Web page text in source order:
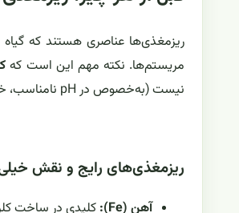
ریز‌مغذی‌ها عناصری هستند که گیاه
مریستم‌ها. نکته مهم این است که
نیست (به‌خصوص در pH نامناسب، خاک‌های آهکی یا آبیاری غلط).
ریز‌مغذی‌های رایج و نقش
آهن (Fe):
کلیدی در ساخت